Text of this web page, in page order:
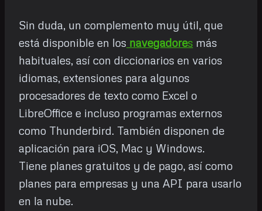
Sin duda, un complemento muy útil, que
está disponible en los navegadores más
habituales, así con diccionarios en varios
idiomas, extensiones para algunos
procesadores de texto como Excel o
LibreOffice e incluso programas externos
como Thunderbird. También disponen de
aplicación para iOS, Mac y Windows.
Tiene planes gratuitos y de pago, así como
planes para empresas y una API para usarlo
en la nube.